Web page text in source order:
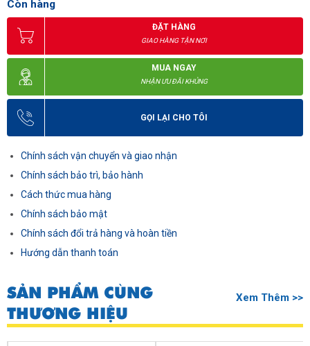
Còn hàng
ĐẶT HÀNG
GIAO HÀNG TẬN NƠI
MUA NGAY
NHẬN ƯU ĐÃI KHỦNG
GỌI LẠI CHO TÔI
Chính sách vận chuyển và giao nhận
Chính sách bảo trì, bảo hành
Cách thức mua hàng
Chính sách bảo mật
Chính sách đổi trả hàng và hoàn tiền
Hướng dẫn thanh toán
SẢN PHẨM CÙNG
THƯƠNG HIỆU
Xem Thêm >>